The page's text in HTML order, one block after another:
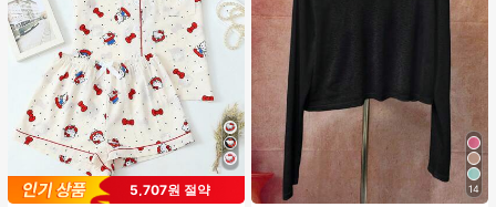
5,707원 절약
#1 TOP 3위
프라이드 월 여성 파자마 세트
거의 매진!
높은 재방문 고객
14